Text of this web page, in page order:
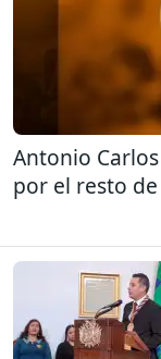
Antonio
por el resto